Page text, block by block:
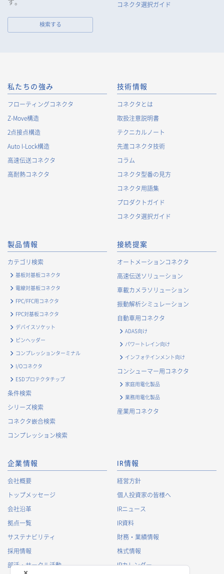
なお、当社は、Cookieおよびその他のトラッキング技術（例え
ばWebビーコン）を使用して、IPアドレス等の識別子を含む、
られる場合のCookie情報は、後掲及びCookieポリシーに従って
取り扱います。https://www.irisoele.com/jp/cookie/
2. 個人情報の利用目的
当社が取得する個人情報の利用目的は、次の通りです。当社
は、次の利用目的を、関連性を有すると合理的に認められる範
囲で変更することがあり、変更した場合には、変更された利用
お客様に対する当社製品のご案内のため
お客様に対するキャンペーン、イベント開催案内等の情報
等、お客様へのサービス向上のため
・
お客様の情報管理のため
・
お客様との取引の進捗状況を管理するため
・
お客様に対してアンケートを実施するため
・
お客様からのお問合せに対して対応するため
・
マーケティング調査及び分析のため
お取引先および業務上関係する他社・団体・官公庁の方に関す
る個人情報
・
お問い合わせ対応、商談、打合せ等業務上必要な対応およ
・
契約の履行または事業上必要な取引先情報の管理のため
・
当社事業および取引に関するアンケート調査等への協力依
・
官公庁・各種業界団体等への報告・届出のため
採用応募者に関する個人情報
・
採用選考のため
・
当社における採用業務管理のため
・
その他、法令の定め、または法的権限のある当局の法令に
基づく命令・指導等に従った対応
退職者から取得した個人情報
・
退職後の連絡
検索する
コネクタ選択ガイド
私たちの強み
フローティングコネクタ
Z-Move構造
2点接点構造
Auto I-Lock構造
高速伝送コネクタ
高耐熱コネクタ
技術情報
コネクタとは
取扱注意説明書
テクニカルノート
先進コネクタ技術
コラム
コネクタ型番の見方
コネクタ用語集
プロダクトガイド
コネクタ選択ガイド
製品情報
カテゴリ検索
基板対基板コネクタ
電線対基板コネクタ
FPC/FFC用コネクタ
FPC対基板コネクタ
デバイスソケット
ピンヘッダー
コンプレッションターミナル
I/Oコネクタ
ESDプロテクタチップ
条件検索
シリーズ検索
コネクタ嵌合検索
コンプレッション検索
接続提案
オートメーションコネクタ
高速伝送ソリューション
車載カメラソリューション
振動解析シミュレーション
自動車用コネクタ
ADAS向け
パワートレイン向け
インフォテインメント向け
コンシューマー用コネクタ
家庭用電化製品
業務用電化製品
産業用コネクタ
企業情報
会社概要
トップメッセージ
会社沿革
拠点一覧
サステナビリティ
採用情報
部活・サークル活動
IR情報
経営方針
個人投資家の皆様へ
IRニュース
IR資料
財務・業績情報
株式情報
IRカレンダー